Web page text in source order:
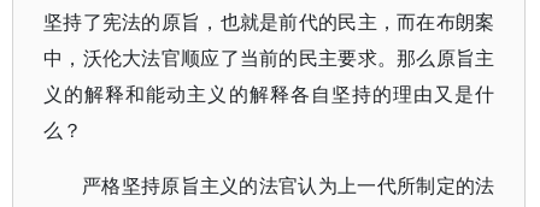
坚持了宪法的原旨，也就是前代的民主，而在布朗案
中，沃伦大法官顺应了当前的民主要求。那么原旨主
义的解释和能动主义的解释各自坚持的理由又是什
么？
严格坚持原旨主义的法官认为上一代所制定的法